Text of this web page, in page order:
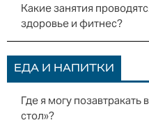
Какие занятия
здоровье и фитнес?
ЕДА И НАПИТКИ
Где я могу
стол»?